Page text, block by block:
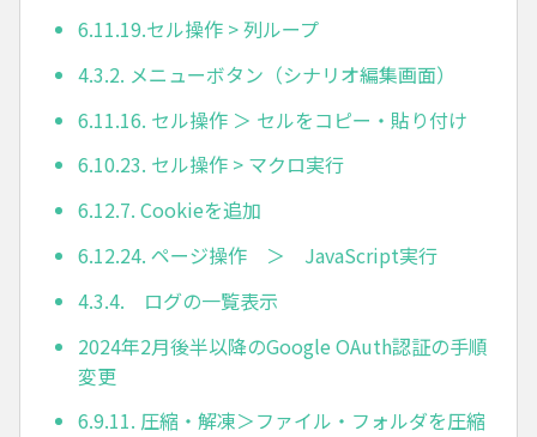
6.11.19.セル操作 > 列ループ
4.3.2. メニューボタン（シナリオ編集画面）
6.11.16. セル操作 ＞ セルをコピー・貼り付け
6.10.23. セル操作 > マクロ実行
6.12.7. Cookieを追加
6.12.24. ページ操作 ＞ JavaScript実行
4.3.4. ログの一覧表示
2024年2月後半以降のGoogle OAuth認証の手順
変更
6.9.11. 圧縮・解凍＞ファイル・フォルダを圧縮